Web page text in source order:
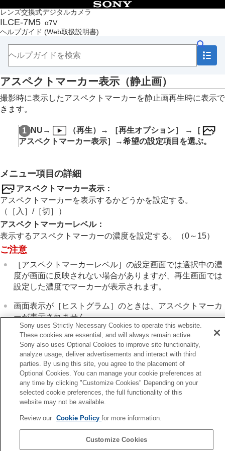
レンズ交換式デジタルカメラ
ILCE-7M5 α7V
ヘルプガイド (Web取扱説明書)
目次
トップページ
ヘルプガイドの使いかた
本体と付属品を確認する
本機の基本操作
準備/基本的な撮影
MENU一覧から機能を探す
撮影機能を活用する
再生する
この章の目次
一覧表示で再生する（
再生フィルターの条件設定
画像の並び順
グループ表示
フォーカス枠表示
アスペクトマーカー表示
日時指定で画像表示
送り設定 ）
撮影した画像を保護する（プロテクト）
画像に情報を追加する
動画から静止画を切り出す
メモリーカード間で画像をコピーする（コピー）
画像を削除する
テレビと接続して画像を見る
カメラの設定を変更する
スマートフォンでできること
パソコンでできること
クラウドサービスを利用する
故障かな？と思ったら
アスペクトマーカー表示 （静止画）
撮影時に表示したアスペクトマーカーを静止画再生時に表示で
きます。
MENU → （再生）→ ［再生オプション］ →
［
アスペクトマーカー表示］
→希望の設定項目を選ぶ。
メニュー項目の詳細
アスペクトマーカー表示：
アスペクトマーカーを表示するかどうかを設定する。
（
［入］ /［切］
）
アスペクトマーカーレベル：
表示するアスペクトマーカーの濃度を設定する。（0～15）
ご注意
［アスペクトマーカーレベル］の設定画面では選択中の濃
度が画面に反映されない場合がありますが、再生画面では
設定した濃度でマーカーが表示されます。
画面表示が ［ヒストグラム］のときは、アスペクトマーカ
ーが表示されません。
関連項目
マーカー表示（静止画）
ーカス枠表示（再生）
日時指定で画像
Sony uses Strictly Necessary Cookies to operate this website.
These cookies are essential, and will always remain active.
Sony also uses Optional Cookies to improve site functionality,
analyze usage, deliver advertisements and interact with third
parties. By using this site, you agree to the placement of
Optional Cookies. You can manage your cookie preferences at
any time by clicking "Customize Cookies" Depending on your
selected cookie preferences, the full functionality of this
website may not be available.
Review our Cookie Policyfor more information.
Customize Cookies